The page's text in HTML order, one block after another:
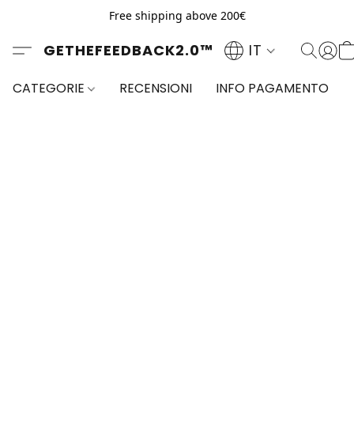
Free shipping above 200€
GETHEFEEDBACK2.0™ IT
CATEGORIE RECENSIONI INFO PAGAMENTO